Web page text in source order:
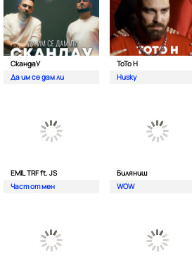
СкандаУ
Да им се дам ли
ToTo H
Husky
EMIL TRF ft. JS
Част от мен
Биляниш
WOW